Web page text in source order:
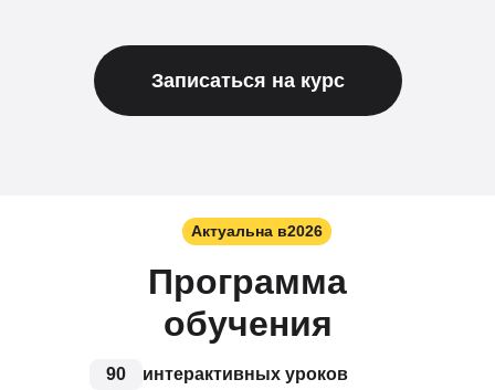
Записаться на курс
Программа
обучения
Актуальна в2026
90
интерактивных уроков